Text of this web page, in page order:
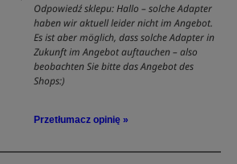
Odpowiedź sklepu: Hallo – solche Adapter
haben wir aktuell leider nicht im Angebot.
Es ist aber möglich, dass solche Adapter in
Zukunft im Angebot auftauchen – also
beobachten Sie bitte das Angebot des
Shops:)
Przetłumacz opinię »